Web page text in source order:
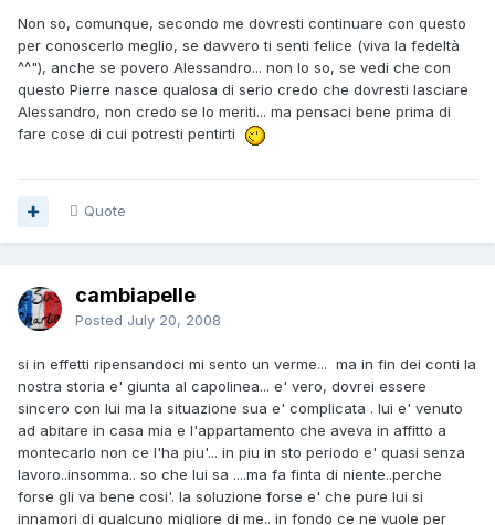
Non so, comunque, secondo me dovresti continuare con questo
per conoscerlo meglio, se davvero ti senti felice (viva la fedeltà
^^"), anche se povero Alessandro... non lo so, se vedi che con
questo Pierre nasce qualosa di serio credo che dovresti lasciare
Alessandro, non credo se lo meriti... ma pensaci bene prima di
fare cose di cui potresti pentirti
Quote
cambiapelle
Posted July 20, 2008
si in effetti ripensandoci mi sento un verme... ma in fin dei conti la
nostra storia e' giunta al capolinea... e' vero, dovrei essere
sincero con lui ma la situazione sua e' complicata . lui e' venuto
ad abitare in casa mia e l'appartamento che aveva in affitto a
montecarlo non ce l'ha piu'... in piu in sto periodo e' quasi senza
lavoro..insomma.. so che lui sa ....ma fa finta di niente..perche
forse gli va bene cosi'. la soluzione forse e' che pure lui si
innamori di qualcuno migliore di me.. in fondo ce ne vuole per